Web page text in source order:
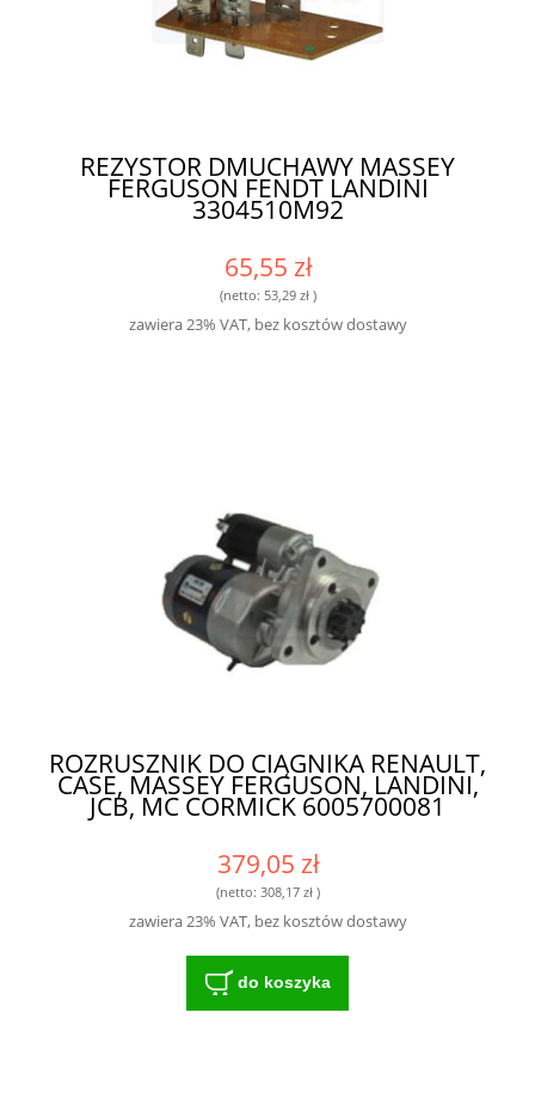
REZYSTOR DMUCHAWY MASSEY
FERGUSON FENDT LANDINI
3304510M92
65,55 zł
(netto: 53,29 zł)
zawiera 23% VAT, bez kosztów dostawy
ROZRUSZNIK DO CIĄGNIKA RENAULT,
CASE, MASSEY FERGUSON, LANDINI,
JCB, MC CORMICK 6005700081
379,05 zł
(netto: 308,17 zł)
zawiera 23% VAT, bez kosztów dostawy
do koszyka